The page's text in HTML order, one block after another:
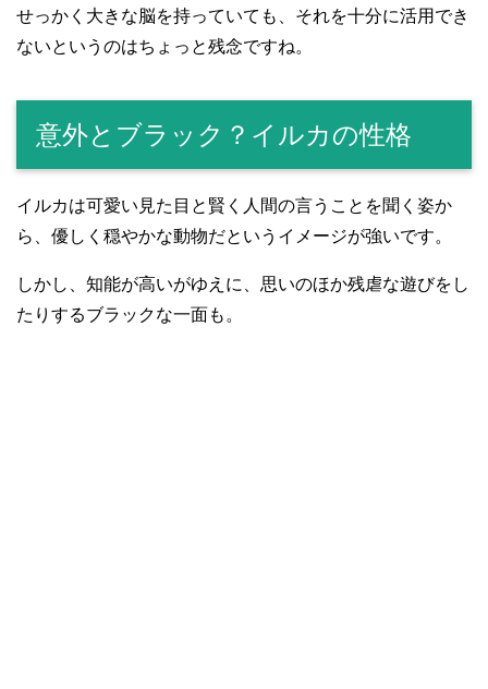
せっかく大きな脳を持っていても、それを十分に活用でき
ないというのはちょっと残念ですね。
意外とブラック？イルカの性格
イルカは可愛い見た目と賢く人間の言うことを聞く姿か
ら、優しく穏やかな動物だというイメージが強いです。
しかし、知能が高いがゆえに、思いのほか残虐な遊びをし
たりするブラックな一面も。